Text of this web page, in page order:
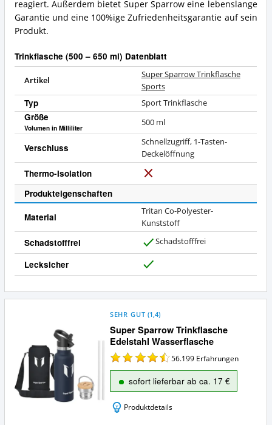
reagiert. Außerdem bietet Super Sparrow eine lebenslange
Garantie und eine 100%ige Zufriedenheitsgarantie auf sein
Produkt.
Trinkflasche (500 – 650 ml) Datenblatt
Artikel
Super Sparrow Trinkflasche
Sports
Typ Sport Trinkflasche
Größe
Volumen in Milliliter
500 ml
Verschluss
Schnellzugriff, 1-Tasten-
Deckelöffnung
Thermo-Isolation
N
i
n
Produkteigenschaften
Material
Tritan Co-Polyester-
Kunststoff
Schadstofffrei Schadstofffrei
Lecksicher
Super Sparrow Trinkflasche
Edelstahl Wasserflasche
SEHR GUT (1,4)
56.199 Erfahrungen
sofort lieferbar ab ca. 17 €
Produktdetails